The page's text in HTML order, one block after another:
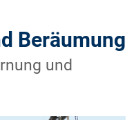
Beräumung
und